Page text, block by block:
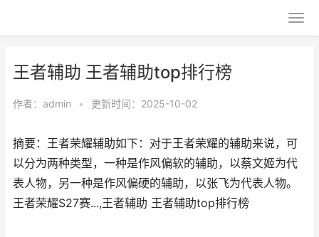
王者辅助 王者辅助top排行榜
作者： admin • 更新时间：2025-10-02
摘要：王者荣耀辅助如下：对于王者荣耀的辅助来说，可
以分为两种类型，一种是作风偏软的辅助，以蔡文姬为代
表人物，另一种是作风偏硬的辅助，以张飞为代表人物。
王者荣耀S27赛...,王者辅助 王者辅助top排行榜